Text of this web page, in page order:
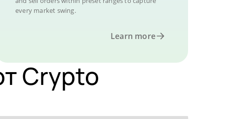
every market swing.
Learn more
Crypto